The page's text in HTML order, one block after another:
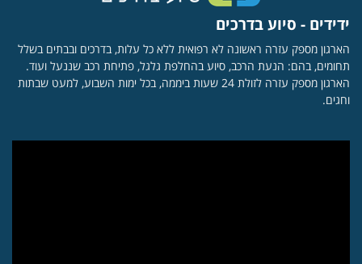
ידידים - סיוע בדרכים
הארגון מספק עזרה ראשונה לא רפואית ללא כל עלות, בדרכים ובבתים בשלל
תחומים, בהם: הנעת הרכב, סיוע בהחלפת גלגל, פתיחת רכב שננעל ועוד.
הארגון מספק עזרה לזולת 24 שעות ביממה, בכל ימות השבוע, למעט שבתות
וחגים.